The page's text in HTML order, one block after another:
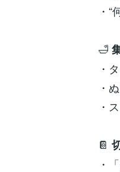
・
🛁
・
・
・
📔
・